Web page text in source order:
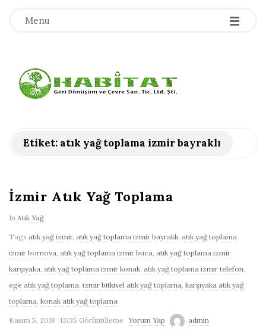
Menu -
-
-
H
t
a
t
G
e
Etiket: atık yağ toplama izmir bayraklı
İzmir Atık Yağ Toplama
In Atık Yağ
Tags atık yağ izmir, atık yağ toplama izmir bayraklı, atık yağ toplama
izmir bornova, atık yağ toplama izmir buca, atık yağ toplama izmir
karşıyaka, atık yağ toplama izmir konak, atık yağ toplama izmir telefon,
ege atık yağ toplama, izmir bitkisel atık yağ toplama, karşıyaka atık yağ
toplama, konak atık yağ toplama
Kasım 5, 2018 13135 Görüntüleme Yorum Yap admin